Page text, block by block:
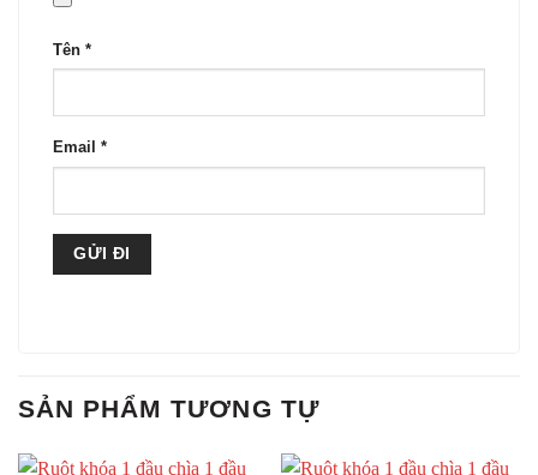
Tên *
Email *
SẢN PHẨM TƯƠNG TỰ